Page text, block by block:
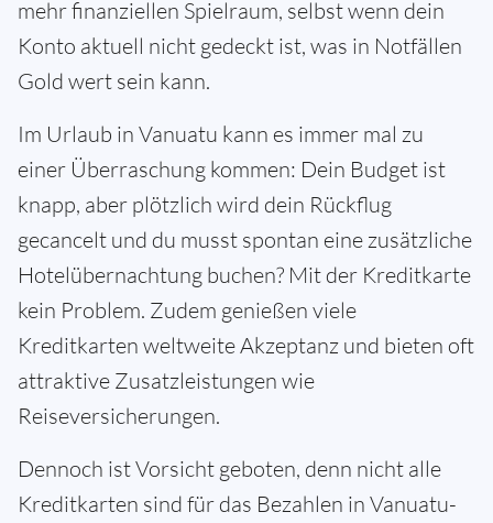
mehr finanziellen Spielraum, selbst wenn dein
Konto aktuell nicht gedeckt ist, was in Notfällen
Gold wert sein kann.
Im Urlaub in Vanuatu kann es immer mal zu
einer Überraschung kommen: Dein Budget ist
knapp, aber plötzlich wird dein Rückflug
gecancelt und du musst spontan eine zusätzliche
Hotelübernachtung buchen? Mit der Kreditkarte
kein Problem. Zudem genießen viele
Kreditkarten weltweite Akzeptanz und bieten oft
attraktive Zusatzleistungen wie
Reiseversicherungen.
Dennoch ist Vorsicht geboten, denn nicht alle
Kreditkarten sind für das Bezahlen in Vanuatu-